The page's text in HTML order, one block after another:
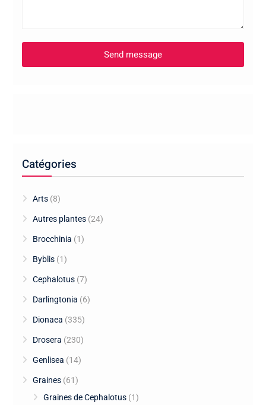
Catégories
Arts (8)
Autres plantes (24)
Brocchinia (1)
Byblis (1)
Cephalotus (7)
Darlingtonia (6)
Dionaea (335)
Drosera (230)
Genlisea (14)
Graines (61)
Graines de Cephalotus (1)